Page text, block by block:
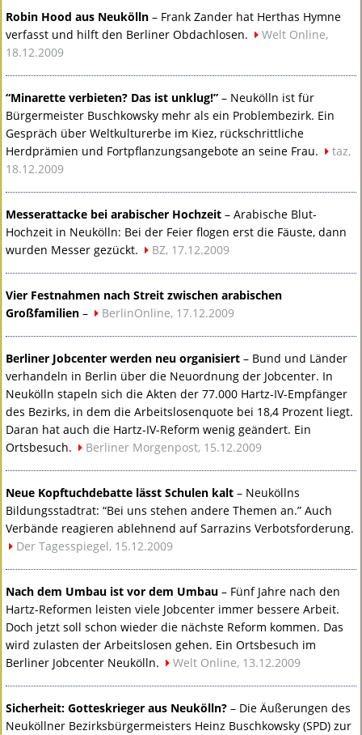
Robin Hood aus Neukölln – Frank Zander hat Herthas Hymne
verfasst und hilft den Berliner Obdachlosen.
Welt Online,
18.12.2009
“Minarette verbieten? Das ist unklug!” – Neukölln ist für
Bürgermeister Buschkowsky mehr als ein Problembezirk. Ein
Gespräch über Weltkulturerbe im Kiez, rückschrittliche
Herdprämien und Fortpflanzungsangebote an seine Frau.
taz,
18.12.2009
Messerattacke bei arabischer Hochzeit – Arabische Blut-
Hochzeit in Neukölln: Bei der Feier flogen erst die Fäuste, dann
wurden Messer gezückt.
BZ, 17.12.2009
Vier Festnahmen nach Streit zwischen arabischen
Großfamilien – BerlinOnline, 17.12.2009
Berliner Jobcenter werden neu organisiert – Bund und Länder
verhandeln in Berlin über die Neuordnung der Jobcenter. In
Neukölln stapeln sich die Akten der 77.000 Hartz-IV-Empfänger
des Bezirks, in dem die Arbeitslosenquote bei 18,4 Prozent liegt.
Daran hat auch die Hartz-IV-Reform wenig geändert. Ein
Ortsbesuch.
Berliner Morgenpost, 15.12.2009
Neue Kopftuchdebatte lässt Schulen kalt – Neuköllns
Bildungsstadtrat: “Bei uns stehen andere Themen an.” Auch
Verbände reagieren ablehnend auf Sarrazins Verbotsforderung.
Der Tagesspiegel, 15.12.2009
Nach dem Umbau ist vor dem Umbau – Fünf Jahre nach den
Hartz-Reformen leisten viele Jobcenter immer bessere Arbeit.
Doch jetzt soll schon wieder die nächste Reform kommen. Das
wird zulasten der Arbeitslosen gehen. Ein Ortsbesuch im
Berliner Jobcenter Neukölln.
Welt Online, 13.12.2009
Sicherheit: Gotteskrieger aus Neukölln? – Die Äußerungen des
Neuköllner Bezirksbürgermeisters Heinz Buschkowsky (SPD) zur